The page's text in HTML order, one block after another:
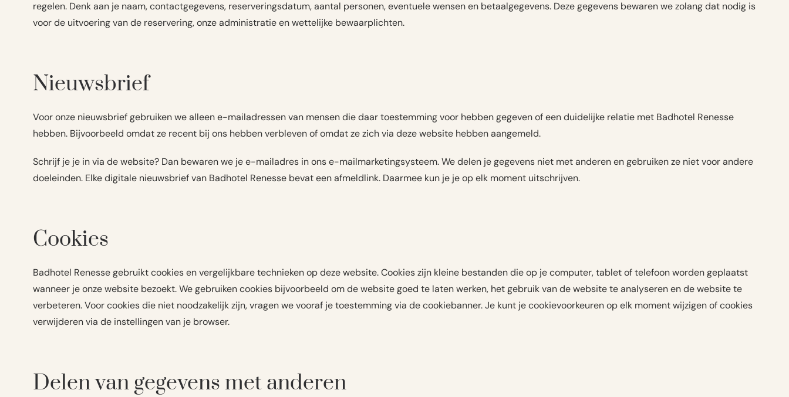
regelen. Denk aan je naam, contactgegevens, reserveringsdatum, aantal personen, eventuele wensen en betaalgegevens. Deze gegevens bewaren we zolang dat nodig is
voor de uitvoering van de reservering, onze administratie en wettelijke bewaarplichten.
Nieuwsbrief
Voor onze nieuwsbrief gebruiken we alleen e-mailadressen van mensen die daar toestemming voor hebben gegeven of een duidelijke relatie met Badhotel Renesse
hebben. Bijvoorbeeld omdat ze recent bij ons hebben verbleven of omdat ze zich via deze website hebben aangemeld.
Schrijf je je in via de website? Dan bewaren we je e-mailadres in ons e-mailmarketingsysteem. We delen je gegevens niet met anderen en gebruiken ze niet voor andere
doeleinden. Elke digitale nieuwsbrief van Badhotel Renesse bevat een afmeldlink. Daarmee kun je je op elk moment uitschrijven.
Cookies
Badhotel Renesse gebruikt cookies en vergelijkbare technieken op deze website. Cookies zijn kleine bestanden die op je computer, tablet of telefoon worden geplaatst
wanneer je onze website bezoekt. We gebruiken cookies bijvoorbeeld om de website goed te laten werken, het gebruik van de website te analyseren en de website te
verbeteren. Voor cookies die niet noodzakelijk zijn, vragen we vooraf je toestemming via de cookiebanner. Je kunt je cookievoorkeuren op elk moment wijzigen of cookies
verwijderen via de instellingen van je browser.
Delen van gegevens met anderen